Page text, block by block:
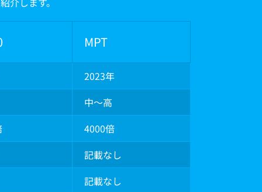
MPT
2023年
中～高
4000倍
記載なし
記載なし